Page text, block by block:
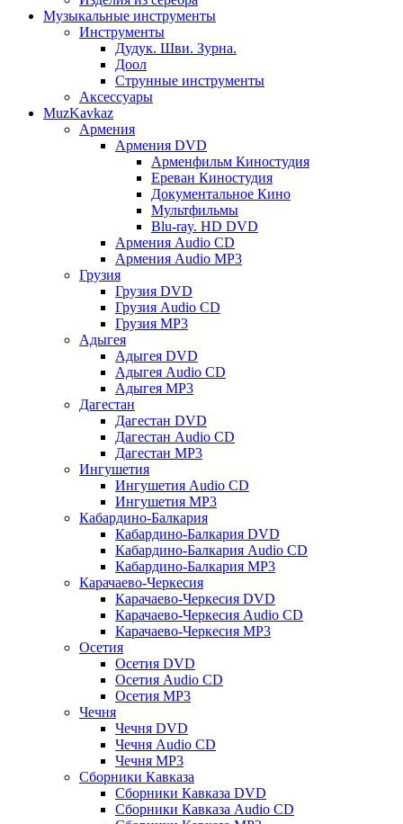
Музыкальные инструменты
Инструменты
Дудук. Шви. Зурна.
Доол
Струнные инструменты
Аксессуары
MuzKavkaz
Армения
Армения DVD
Арменфильм Киностудия
Ереван Киностудия
Документальное Кино
Мультфильмы
Blu-ray. HD DVD
Армения Audio CD
Армения Audio MP3
Грузия
Грузия DVD
Грузия Audio CD
Грузия MP3
Адыгея
Адыгея DVD
Адыгея Audio CD
Адыгея MP3
Дагестан
Дагестан DVD
Дагестан Audio CD
Дагестан MP3
Ингушетия
Ингушетия Audio CD
Ингушетия MP3
Кабардино-Балкария
Кабардино-Балкария DVD
Кабардино-Балкария Audio CD
Кабардино-Балкария MP3
Карачаево-Черкесия
Карачаево-Черкесия DVD
Карачаево-Черкесия Audio CD
Карачаево-Черкесия MP3
Осетия
Осетия DVD
Осетия Audio CD
Осетия MP3
Чечня
Чечня DVD
Чечня Audio CD
Чечня MP3
Сборники Кавказа
Сборники Кавказа DVD
Сборники Кавказа Audio CD